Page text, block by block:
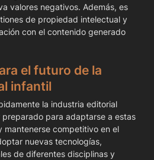
valores negativos. Además, es
de propiedad intelectual y
con el contenido generado
el futuro de la
infantil
la industria editorial
para adaptarse a estas
mantenerse competitivo en el
nuevas tecnologías,
de diferentes disciplinas y